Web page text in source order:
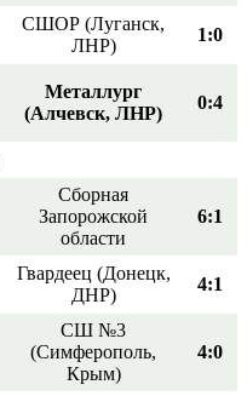
СШОР (Луганск,
ЛНР)
1:0
Металлург
(Алчевск, ЛНР)
0:4
Сборная
Запорожской
области
6:1
Гвардеец (Донецк,
ДНР)
4:1
СШ №3
(Симферополь,
Крым)
4:0